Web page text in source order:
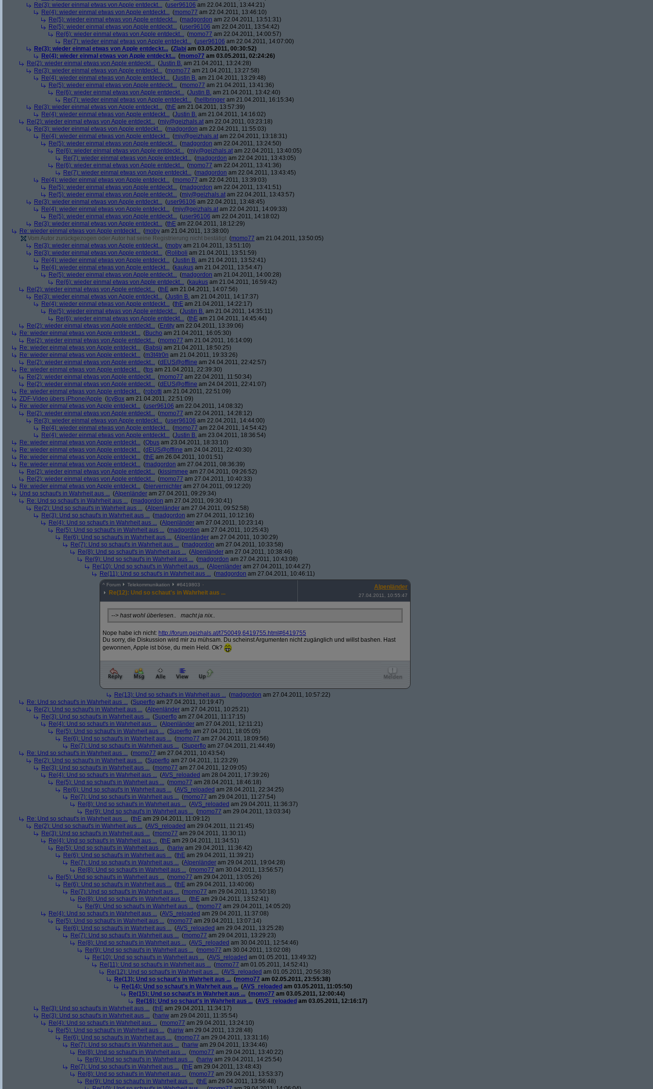
Re(3): wieder einmal etwas von Apple entdeckt... (user96106 am 22.04.2011, 13:44:21)
Re(4): wieder einmal etwas von Apple entdeckt... (momo77 am 22.04.2011, 13:46:10)
Re(5): wieder einmal etwas von Apple entdeckt... (madgordon am 22.04.2011, 13:51:31)
Re(5): wieder einmal etwas von Apple entdeckt... (user96106 am 22.04.2011, 13:54:42)
Re(6): wieder einmal etwas von Apple entdeckt... (momo77 am 22.04.2011, 14:00:57)
Re(7): wieder einmal etwas von Apple entdeckt... (user96106 am 22.04.2011, 14:07:00)
Re(3): wieder einmal etwas von Apple entdeckt... (Zlabi am 03.05.2011, 00:30:52)
Re(4): wieder einmal etwas von Apple entdeckt... (momo77 am 03.05.2011, 02:24:26)
Re(2): wieder einmal etwas von Apple entdeckt... (Justin B. am 21.04.2011, 13:24:28)
Re(3): wieder einmal etwas von Apple entdeckt... (momo77 am 21.04.2011, 13:27:58)
Re(4): wieder einmal etwas von Apple entdeckt... (Justin B. am 21.04.2011, 13:29:48)
Re(5): wieder einmal etwas von Apple entdeckt... (momo77 am 21.04.2011, 13:41:36)
Re(6): wieder einmal etwas von Apple entdeckt... (Justin B. am 21.04.2011, 13:42:40)
Re(7): wieder einmal etwas von Apple entdeckt... (hellbringer am 21.04.2011, 16:15:34)
Re(3): wieder einmal etwas von Apple entdeckt... (thE am 21.04.2011, 13:57:39)
Re(4): wieder einmal etwas von Apple entdeckt... (Justin B. am 21.04.2011, 14:16:02)
Re(2): wieder einmal etwas von Apple entdeckt... (mjy@geizhals.at am 22.04.2011, 03:23:18)
Re(3): wieder einmal etwas von Apple entdeckt... (madgordon am 22.04.2011, 11:55:03)
Re(4): wieder einmal etwas von Apple entdeckt... (mjy@geizhals.at am 22.04.2011, 13:18:31)
Re(5): wieder einmal etwas von Apple entdeckt... (madgordon am 22.04.2011, 13:24:50)
Re(6): wieder einmal etwas von Apple entdeckt... (mjy@geizhals.at am 22.04.2011, 13:40:05)
Re(7): wieder einmal etwas von Apple entdeckt... (madgordon am 22.04.2011, 13:43:05)
Re(6): wieder einmal etwas von Apple entdeckt... (momo77 am 22.04.2011, 13:41:36)
Re(7): wieder einmal etwas von Apple entdeckt... (madgordon am 22.04.2011, 13:43:45)
Re(4): wieder einmal etwas von Apple entdeckt... (momo77 am 22.04.2011, 13:39:03)
Re(5): wieder einmal etwas von Apple entdeckt... (madgordon am 22.04.2011, 13:41:51)
Re(5): wieder einmal etwas von Apple entdeckt... (mjy@geizhals.at am 22.04.2011, 13:43:57)
Re(3): wieder einmal etwas von Apple entdeckt... (user96106 am 22.04.2011, 13:48:45)
Re(4): wieder einmal etwas von Apple entdeckt... (mjy@geizhals.at am 22.04.2011, 14:09:33)
Re(5): wieder einmal etwas von Apple entdeckt... (user96106 am 22.04.2011, 14:18:02)
Re(3): wieder einmal etwas von Apple entdeckt... (thE am 22.04.2011, 18:12:29)
Re: wieder einmal etwas von Apple entdeckt... (moby am 21.04.2011, 13:38:00)
Vom Autor zurückgezogen oder Autor hat seine Registrierung nicht bestätigt (momo77 am 21.04.2011, 13:50:05)
Re(3): wieder einmal etwas von Apple entdeckt... (moby am 21.04.2011, 13:51:10)
Re(3): wieder einmal etwas von Apple entdeckt... (Roliboli am 21.04.2011, 13:51:59)
Re(4): wieder einmal etwas von Apple entdeckt... (Justin B. am 21.04.2011, 13:52:41)
Re(4): wieder einmal etwas von Apple entdeckt... (kaukus am 21.04.2011, 13:54:47)
Re(5): wieder einmal etwas von Apple entdeckt... (madgordon am 21.04.2011, 14:00:28)
Re(6): wieder einmal etwas von Apple entdeckt... (kaukus am 21.04.2011, 16:59:42)
Re(2): wieder einmal etwas von Apple entdeckt... (thE am 21.04.2011, 14:07:56)
Re(3): wieder einmal etwas von Apple entdeckt... (Justin B. am 21.04.2011, 14:17:37)
Re(4): wieder einmal etwas von Apple entdeckt... (thE am 21.04.2011, 14:22:17)
Re(5): wieder einmal etwas von Apple entdeckt... (Justin B. am 21.04.2011, 14:35:11)
Re(6): wieder einmal etwas von Apple entdeckt... (thE am 21.04.2011, 14:45:44)
Re(2): wieder einmal etwas von Apple entdeckt... (Entity am 22.04.2011, 13:39:06)
Re: wieder einmal etwas von Apple entdeckt... (Bucho am 21.04.2011, 16:05:30)
Re(2): wieder einmal etwas von Apple entdeckt... (momo77 am 21.04.2011, 16:14:09)
Re: wieder einmal etwas von Apple entdeckt... (Babsü am 21.04.2011, 18:50:25)
Re: wieder einmal etwas von Apple entdeckt... (m3t4tr0n am 21.04.2011, 19:33:26)
Re(2): wieder einmal etwas von Apple entdeckt... (dEUS@offline am 24.04.2011, 22:42:57)
Re: wieder einmal etwas von Apple entdeckt... (fps am 21.04.2011, 22:39:30)
Re(2): wieder einmal etwas von Apple entdeckt... (momo77 am 22.04.2011, 11:50:34)
Re(2): wieder einmal etwas von Apple entdeckt... (dEUS@offline am 24.04.2011, 22:41:07)
Re: wieder einmal etwas von Apple entdeckt... (robotti am 21.04.2011, 22:51:09)
ZDF-Video übers iPhone/Apple ( IcyBox am 21.04.2011, 22:51:09)
Re: wieder einmal etwas von Apple entdeckt... (user96106 am 22.04.2011, 14:08:32)
Re(2): wieder einmal etwas von Apple entdeckt... (momo77 am 22.04.2011, 14:28:12)
Re(3): wieder einmal etwas von Apple entdeckt... (user96106 am 22.04.2011, 14:44:00)
Re(4): wieder einmal etwas von Apple entdeckt... (momo77 am 22.04.2011, 14:54:42)
Re(4): wieder einmal etwas von Apple entdeckt... (Justin B. am 23.04.2011, 18:36:54)
Re: wieder einmal etwas von Apple entdeckt... (Qbus am 23.04.2011, 18:33:10)
Re: wieder einmal etwas von Apple entdeckt... (dEUS@offline am 24.04.2011, 22:40:30)
Re: wieder einmal etwas von Apple entdeckt... (thE am 26.04.2011, 10:01:51)
Re: wieder einmal etwas von Apple entdeckt... (madgordon am 27.04.2011, 08:36:39)
Re(2): wieder einmal etwas von Apple entdeckt... (kissimmee am 27.04.2011, 09:26:52)
Re(2): wieder einmal etwas von Apple entdeckt... (momo77 am 27.04.2011, 10:40:33)
Re: wieder einmal etwas von Apple entdeckt... (biervernichter am 27.04.2011, 09:12:20)
Und so schaut's in Wahrheit aus ... (Alpenländer am 27.04.2011, 09:29:34)
Re: Und so schaut's in Wahrheit aus ... (madgordon am 27.04.2011, 09:30:41)
Re(2): Und so schaut's in Wahrheit aus ... (Alpenländer am 27.04.2011, 09:52:58)
Re(3): Und so schaut's in Wahrheit aus ... (madgordon am 27.04.2011, 10:12:16)
Re(4): Und so schaut's in Wahrheit aus ... (Alpenländer am 27.04.2011, 10:23:14)
Re(5): Und so schaut's in Wahrheit aus ... (madgordon am 27.04.2011, 10:25:43)
Re(6): Und so schaut's in Wahrheit aus ... (Alpenländer am 27.04.2011, 10:30:29)
Re(7): Und so schaut's in Wahrheit aus ... (madgordon am 27.04.2011, 10:33:58)
Re(8): Und so schaut's in Wahrheit aus ... (Alpenländer am 27.04.2011, 10:38:46)
Re(9): Und so schaut's in Wahrheit aus ... (madgordon am 27.04.2011, 10:43:08)
Re(10): Und so schaut's in Wahrheit aus ... (Alpenländer am 27.04.2011, 10:44:27)
Re(11): Und so schaut's in Wahrheit aus ... (madgordon am 27.04.2011, 10:46:11)
^ Forum Telekommunikation #6419803
Re(12): Und so schaut's in Wahrheit aus ...
Alpenländer
27.04.2011, 10:55:47
--> hast wohl überlesen.. macht ja nix..
Nope habe ich nicht: http://forum.geizhals.at/t750049,6419755.html#6419755
Du sorry, die Diskussion wird mir zu mühsam. Du scheinst Argumenten nicht zugänglich und willst bashen. Hast
gewonnen, Apple ist böse, du mein Held. Ok?
Re(13): Und so schaut's in Wahrheit aus ... (madgordon am 27.04.2011, 10:57:22)
Re: Und so schaut's in Wahrheit aus ... (Superflo am 27.04.2011, 10:19:47)
Re(2): Und so schaut's in Wahrheit aus ... (Alpenländer am 27.04.2011, 10:25:21)
Re(3): Und so schaut's in Wahrheit aus ... (Superflo am 27.04.2011, 11:17:15)
Re(4): Und so schaut's in Wahrheit aus ... (Alpenländer am 27.04.2011, 12:11:21)
Re(5): Und so schaut's in Wahrheit aus ... (Superflo am 27.04.2011, 18:05:05)
Re(6): Und so schaut's in Wahrheit aus ... (momo77 am 27.04.2011, 18:09:56)
Re(7): Und so schaut's in Wahrheit aus ... (Superflo am 27.04.2011, 21:44:49)
Re: Und so schaut's in Wahrheit aus ... (momo77 am 27.04.2011, 10:43:54)
Re(2): Und so schaut's in Wahrheit aus ... (Superflo am 27.04.2011, 11:23:29)
Re(3): Und so schaut's in Wahrheit aus ... (momo77 am 27.04.2011, 12:09:05)
Re(4): Und so schaut's in Wahrheit aus ... (AVS_reloaded am 28.04.2011, 17:39:26)
Re(5): Und so schaut's in Wahrheit aus ... (momo77 am 28.04.2011, 18:46:18)
Re(6): Und so schaut's in Wahrheit aus ... (AVS_reloaded am 28.04.2011, 22:34:25)
Re(7): Und so schaut's in Wahrheit aus ... (momo77 am 29.04.2011, 11:27:54)
Re(8): Und so schaut's in Wahrheit aus ... (AVS_reloaded am 29.04.2011, 11:36:37)
Re(9): Und so schaut's in Wahrheit aus ... (momo77 am 29.04.2011, 13:03:34)
Re: Und so schaut's in Wahrheit aus ... (thE am 29.04.2011, 11:09:12)
Re(2): Und so schaut's in Wahrheit aus ... (AVS_reloaded am 29.04.2011, 11:21:45)
Re(3): Und so schaut's in Wahrheit aus ... (momo77 am 29.04.2011, 11:30:11)
Re(4): Und so schaut's in Wahrheit aus ... (thE am 29.04.2011, 11:34:51)
Re(5): Und so schaut's in Wahrheit aus ... (hariw am 29.04.2011, 11:36:42)
Re(6): Und so schaut's in Wahrheit aus ... (thE am 29.04.2011, 11:39:21)
Re(7): Und so schaut's in Wahrheit aus ... (Alpenländer am 29.04.2011, 19:04:28)
Re(8): Und so schaut's in Wahrheit aus ... (momo77 am 30.04.2011, 13:56:57)
Re(5): Und so schaut's in Wahrheit aus ... (momo77 am 29.04.2011, 13:05:26)
Re(6): Und so schaut's in Wahrheit aus ... (thE am 29.04.2011, 13:40:06)
Re(7): Und so schaut's in Wahrheit aus ... (momo77 am 29.04.2011, 13:50:18)
Re(8): Und so schaut's in Wahrheit aus ... (thE am 29.04.2011, 13:52:41)
Re(9): Und so schaut's in Wahrheit aus ... (momo77 am 29.04.2011, 14:05:20)
Re(4): Und so schaut's in Wahrheit aus ... (AVS_reloaded am 29.04.2011, 11:37:08)
Re(5): Und so schaut's in Wahrheit aus ... (momo77 am 29.04.2011, 13:07:14)
Re(6): Und so schaut's in Wahrheit aus ... (AVS_reloaded am 29.04.2011, 13:25:28)
Re(7): Und so schaut's in Wahrheit aus ... (momo77 am 29.04.2011, 13:29:23)
Re(8): Und so schaut's in Wahrheit aus ... (AVS_reloaded am 30.04.2011, 12:54:46)
Re(9): Und so schaut's in Wahrheit aus ... (momo77 am 30.04.2011, 13:02:08)
Re(10): Und so schaut's in Wahrheit aus ... (AVS_reloaded am 01.05.2011, 13:49:32)
Re(11): Und so schaut's in Wahrheit aus ... (momo77 am 01.05.2011, 14:52:41)
Re(12): Und so schaut's in Wahrheit aus ... (AVS_reloaded am 01.05.2011, 20:56:38)
Re(13): Und so schaut's in Wahrheit aus ... (momo77 am 02.05.2011, 23:55:38)
Re(14): Und so schaut's in Wahrheit aus ... (AVS_reloaded am 03.05.2011, 11:05:50)
Re(15): Und so schaut's in Wahrheit aus ... (momo77 am 03.05.2011, 12:00:44)
Re(16): Und so schaut's in Wahrheit aus ... (AVS_reloaded am 03.05.2011, 12:16:17)
Re(3): Und so schaut's in Wahrheit aus ... (thE am 29.04.2011, 11:34:17)
Re(3): Und so schaut's in Wahrheit aus ... (hariw am 29.04.2011, 11:35:54)
Re(4): Und so schaut's in Wahrheit aus ... (momo77 am 29.04.2011, 13:24:10)
Re(5): Und so schaut's in Wahrheit aus ... (hariw am 29.04.2011, 13:28:48)
Re(6): Und so schaut's in Wahrheit aus ... (momo77 am 29.04.2011, 13:31:16)
Re(7): Und so schaut's in Wahrheit aus ... (hariw am 29.04.2011, 13:34:46)
Re(8): Und so schaut's in Wahrheit aus ... (momo77 am 29.04.2011, 13:40:22)
Re(9): Und so schaut's in Wahrheit aus ... (hariw am 29.04.2011, 14:25:54)
Re(7): Und so schaut's in Wahrheit aus ... (thE am 29.04.2011, 13:48:43)
Re(8): Und so schaut's in Wahrheit aus ... (momo77 am 29.04.2011, 13:53:37)
Re(9): Und so schaut's in Wahrheit aus ... (thE am 29.04.2011, 13:56:48)